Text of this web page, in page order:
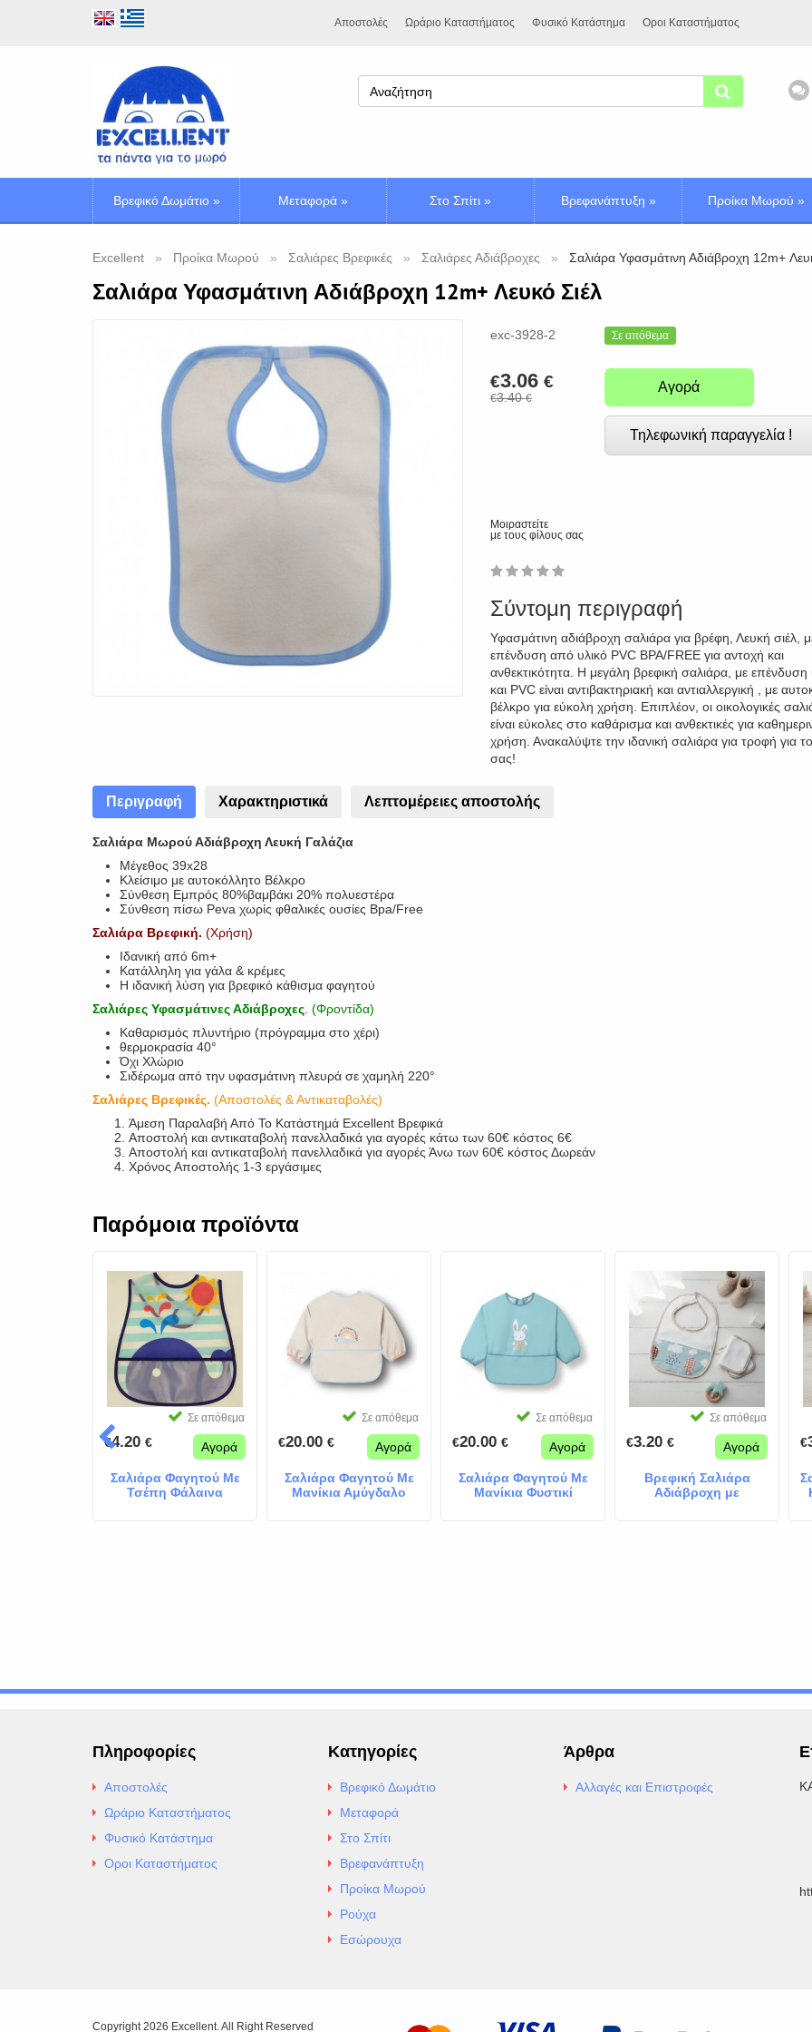
Αποστολές Ωράριο Καταστήματος Φυσικό Κατάστημα Οροι Καταστήματος
Βρεφικό Δωμάτιο» Μεταφορά » Στο Σπίτι » Βρεφανάπτυξη » Προίκα Μωρού »
Excellent Προίκα Μωρού Σαλιάρες Βρεφικές Σαλιάρες Αδιάβροχες Σαλιάρα Υφασμάτινη Αδιάβροχη 12m+
Σαλιάρα Υφασμάτινη Αδιάβροχη 12m+ Λευκό Σιέλ
exc-3928-2 Σε απόθεμα
€3.06 €
€3.40€
Αγορά
Τηλεφωνική παραγγελία !
Μοιραστείτε
με τους φίλους σας
1
2
3
4
5
Σύντομη περιγραφή
Υφασμάτινη αδιάβροχη σαλιάρα για βρέφη, Λευκή σιέλ,
επένδυση από υλικό PVC BPA/FREE για αντοχή και
ανθεκτικότητα. Η μεγάλη βρεφική σαλιάρα, με
και PVC είναι αντιβακτηριακή και αντιαλλεργική , με
βέλκρο για εύκολη χρήση. Επιπλέον, οι οικολογικές
είναι εύκολες στο καθάρισμα και ανθεκτικές για
χρήση. Ανακαλύψτε την ιδανική σαλιάρα για τροφή για
σας!
Περιγραφή Χαρακτηριστικά Λεπτομέρειες αποστολής
Σαλιάρα Μωρού Αδιάβροχη Λευκή Γαλάζια
Μέγεθος 39x28
Κλείσιμο με αυτοκόλλητο Βέλκρο
Σύνθεση Εμπρός 80%βαμβάκι 20% πολυεστέρα
Σύνθεση πίσω Peva χωρίς φθαλικές ουσίες Bpa/Free
Σαλιάρα Βρεφική. (Χρήση)
Ιδανική από 6m+
Κατάλληλη για γάλα & κρέμες
Η ιδανική λύση για βρεφικό κάθισμα φαγητού
Σαλιάρες Υφασμάτινες Αδιάβροχες . (Φροντίδα)
Καθαρισμός πλυντήριο (πρόγραμμα στο χέρι)
θερμοκρασία 40°
Όχι Χλώριο
Σιδέρωμα από την υφασμάτινη πλευρά σε χαμηλή 220°
Σαλιάρες Βρεφικές. (Αποστολές & Αντικαταβολές)
Άμεση Παραλαβή Από Το Κατάστημά Excellent Βρεφικά
Αποστολή και αντικαταβολή πανελλαδικά για αγορές κάτω των 60€ κόστος 6€
Αποστολή και αντικαταβολή πανελλαδικά για αγορές Άνω των 60€ κόστος Δωρεάν
Χρόνος Αποστολής 1-3 εργάσιμες
Παρόμοια προϊόντα
Σε απόθεμα
€4.20 € Αγορά
Σαλιάρα Φαγητού Με
Τσέπη Φάλαινα
Σε απόθεμα
€20.00 € Αγορά
Σαλιάρα Φαγητού Με
Μανίκια Αμύγδαλο
Σε απόθεμα
€20.00 € Αγορά
Σαλιάρα Φαγητού Με
Μανίκια Φυστικί
Σε απόθεμα
€3.20 € Αγορά
Βρεφική Σαλιάρα
Αδιάβροχη με
€
Πληροφορίες
Αποστολές
Ωράριο Καταστήματος
Φυσικό Κατάστημα
Οροι Καταστήματος
Κατηγορίες
Βρεφικό Δωμάτιο
Μεταφορά
Στο Σπίτι
Βρεφανάπτυξη
Προίκα Μωρού
Ρούχα
Εσώρουχα
Άρθρα
Αλλαγές και Επιστροφές
Copyright 2026 Excellent. All Right Reserved